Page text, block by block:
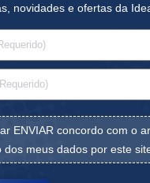
novidades e ofertas da
ENVIAR concordo com o
dos meus dados por este